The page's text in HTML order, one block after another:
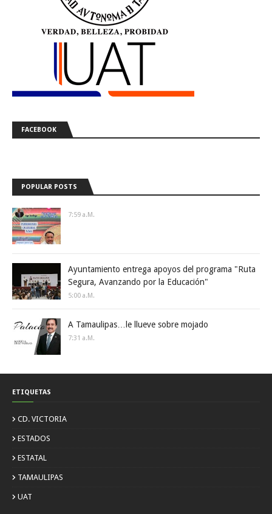
FACEBOOK
POPULAR POSTS
7:59 A.m.
Ayuntamiento entrega apoyos del programa "Ruta
Segura, Avanzando por la Educación"
5:00 A.m.
A Tamaulipas…le llueve sobre mojado
7:31 A.m.
ETIQUETAS
CD. VICTORIA
ESTADOS
ESTATAL
TAMAULIPAS
UAT